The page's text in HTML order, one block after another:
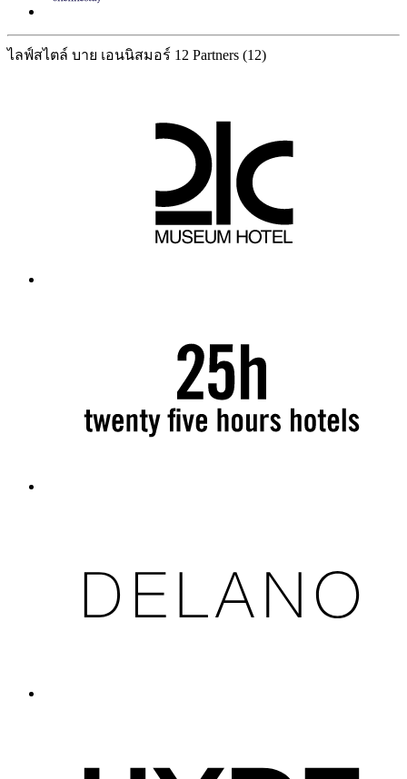
ไลฟ์สไตล์ บาย เอนนิสมอร์ 12 Partners (12)